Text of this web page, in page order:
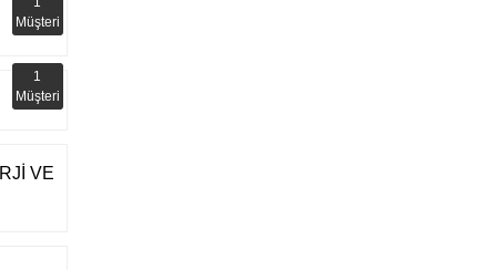
Müşteri
1
Müşteri
VE